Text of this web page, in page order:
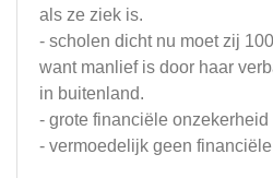
als ze ziek is.
- scholen dicht nu moet zij
want manlief is door haar
in buitenland.
- grote financiële onzekerheid
- vermoedelijk geen